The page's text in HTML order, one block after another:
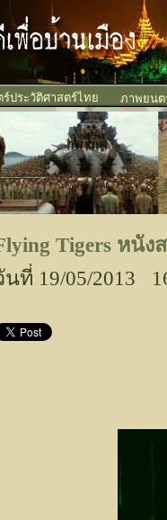
ประวัติศาสตร์ไทย ภาพยนต
Tigers หนัง
นที่ 19/05/2013